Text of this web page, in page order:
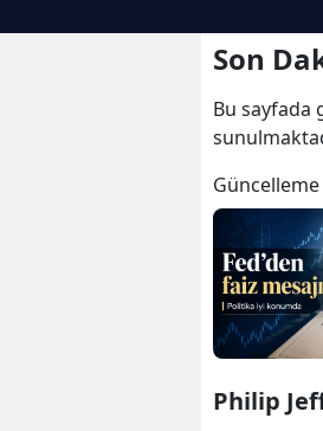
Son
Bu sayfada
Philip